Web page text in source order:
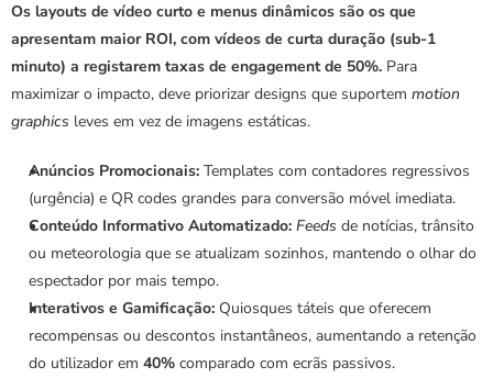
Os layouts de vídeo curto e menus dinâmicos são os que
apresentam maior ROI, com vídeos de curta duração (sub-1
minuto) a registarem taxas de engagement de 50%. Para
maximizar o impacto, deve priorizar designs que suportem motion
graphics leves em vez de imagens estáticas.
Anúncios Promocionais: Templates com contadores regressivos
(urgência) e QR codes grandes para conversão móvel imediata.
Conteúdo Informativo Automatizado: Feeds de notícias, trânsito
ou meteorologia que se atualizam sozinhos, mantendo o olhar do
espectador por mais tempo.
Interativos e Gamificação: Quiosques táteis que oferecem
recompensas ou descontos instantâneos, aumentando a retenção
do utilizador em 40% comparado com ecrãs passivos.